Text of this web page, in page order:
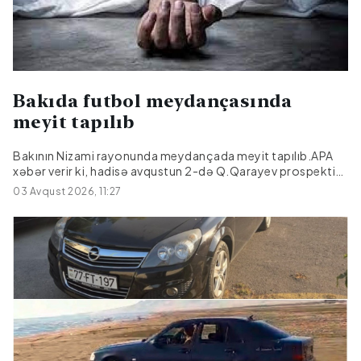
Bakıda futbol meydançasında
meyit tapılıb
Bakının Nizami rayonunda meydançada meyit tapılıb.APA
xəbər verir ki, hadisə avqustun 2-də Q.Qarayev prospekti
81-də yerləşən futbol meydançasında qeydə alınıb.Meyiti
tapılan şəxsin Bakı şəhər sakini 1950-ci il təvəllüdlü Bəkir
Əhmədov olduğu bildirilir.Meyit üzərində zorakılıq
əlamətləri görünməyib.Araşdırma aparılır.
03 Avqust 2026, 11:27